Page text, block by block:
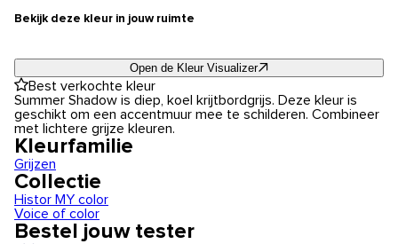
Bekijk deze kleur in jouw ruimte
Open de Kleur Visualizer
Best verkochte kleur
Summer Shadow is diep, koel krijtbordgrijs. Deze kleur is
geschikt om een accentmuur mee te schilderen. Combineer
met lichtere grijze kleuren.
Kleurfamilie
Grijzen
Collectie
Histor MY color
Voice of color
Bestel jouw tester